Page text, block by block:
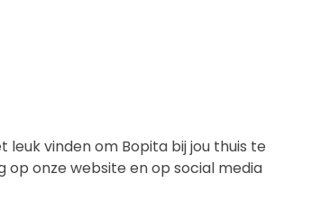
vinden om Bopita bij jou thuis te
onze website en op social media